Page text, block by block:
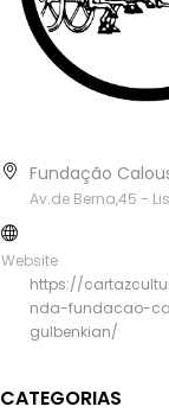
Fundação
Av.de Berna,45 -
Website
https://
nda-fundacao-
gulbenkian/
CATEGORIAS